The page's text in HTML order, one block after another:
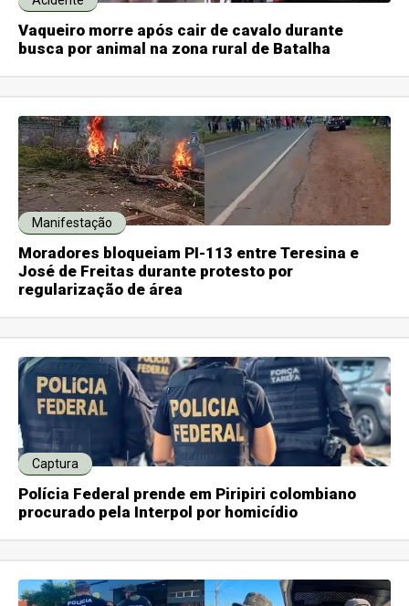
Vaqueiro morre após cair de cavalo durante
busca por animal na zona rural de Batalha
Manifestação
Moradores bloqueiam PI-113 entre Teresina e
José de Freitas durante protesto por
regularização de área
Captura
Polícia Federal prende em Piripiri colombiano
procurado pela Interpol por homicídio